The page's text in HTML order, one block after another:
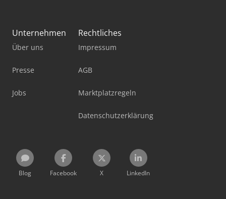
Unternehmen
Über uns
Presse
Jobs
Rechtliches
Impressum
AGB
Marktplatzregeln
Datenschutzerklärung
Blog Facebook X LinkedIn